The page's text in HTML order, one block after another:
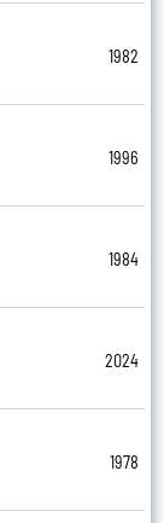
1982
1996
1984
2024
1978